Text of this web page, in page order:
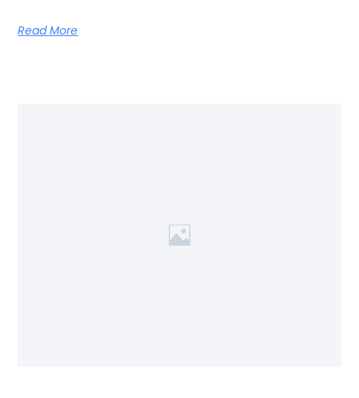
Read More